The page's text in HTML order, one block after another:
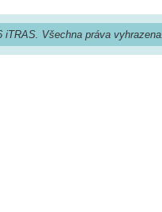
iTRAS. Všechna práva vyhrazena.